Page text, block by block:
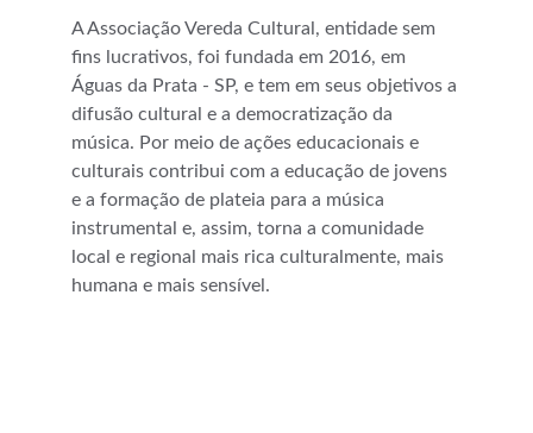
A Associação Vereda Cultural, entidade sem
fins lucrativos, foi fundada em 2016, em
Águas da Prata - SP, e tem em seus objetivos a
difusão cultural e a democratização da
música. Por meio de ações educacionais e
culturais contribui com a educação de jovens
e a formação de plateia para a música
instrumental e, assim, torna a comunidade
local e regional mais rica culturalmente, mais
humana e mais sensível.